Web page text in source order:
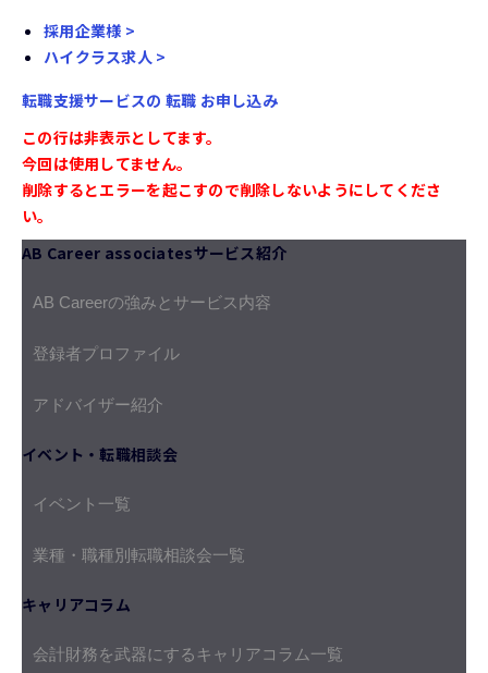
採用企業様 >
ハイクラス求人 >
転職支援サービスの 転職 お申し込み
この行は非表示としてます。
今回は使用してません。
削除するとエラーを起こすので削除しないようにしてくださ
い。
AB Career associatesサービス紹介
AB Careerの強みとサービス内容
登録者プロファイル
アドバイザー紹介
イベント・転職相談会
イベント一覧
業種・職種別転職相談会一覧
キャリアコラム
会計財務を武器にするキャリアコラム一覧